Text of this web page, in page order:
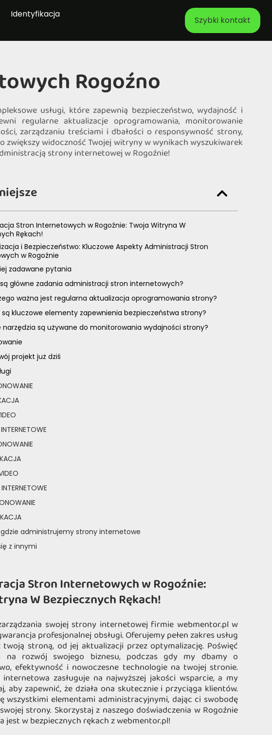
Identyfikacja
Szybki kontakt
Rogoźno
usługi, które zapewnią bezpieczeństwo, wydajność i
regularne aktualizacje oprogramowania, monitorowanie
zarządzaniu treściami i dbałości o responsywność strony,
widoczność Twojej witryny w wynikach wyszukiwarek
strony internetowej w Rogoźnie!
Stron Internetowych w Rogoźnie: Twoja Witryna W
Rękach!
i Bezpieczeństwo: Kluczowe Aspekty Administracji Stron
w Rogoźnie
zadawane pytania
główne zadania administracji stron internetowych?
ważna jest regularna aktualizacja oprogramowania strony?
są kluczowe elementy zapewnienia bezpieczeństwa strony?
narzędzia są używane do monitorowania wydajności strony?
projekt już dziś
gdzie administrujemy strony internetowe
z innymi
Stron Internetowych w Rogoźnie:
W Bezpiecznych Rękach!
swojej strony internetowej firmie webmentor.pl w
profesjonalnej obsługi. Oferujemy pełen zakres usług
twoją stroną, od jej aktualizacji przez optymalizację. Poświęć
na rozwój swojego biznesu, podczas gdy my dbamy o
efektywność i nowoczesne technologie na twojej stronie.
zasługuje na najwyższej jakości wsparcie, a my
aby zapewnić, że działa ona skutecznie i przyciąga klientów.
wszystkimi elementami administracyjnymi, dając ci swobodę
strony. Skorzystaj z naszego doświadczenia w Rogoźnie
jest w bezpiecznych rękach z webmentor.pl!